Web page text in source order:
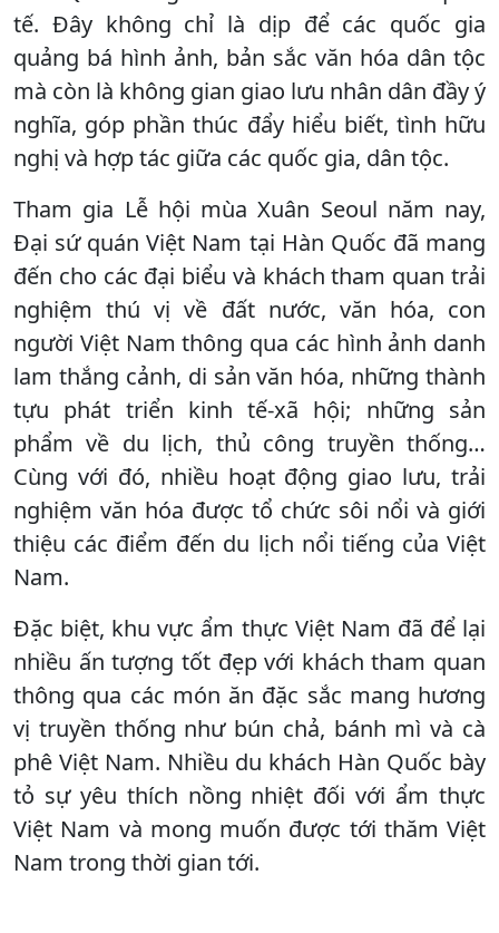
tế. Đây không chỉ là dịp để các quốc gia
quảng bá hình ảnh, bản sắc văn hóa dân tộc
mà còn là không gian giao lưu nhân dân đầy ý
nghĩa, góp phần thúc đẩy hiểu biết, tình hữu
nghị và hợp tác giữa các quốc gia, dân tộc.
Tham gia Lễ hội mùa Xuân Seoul năm nay,
Đại sứ quán Việt Nam tại Hàn Quốc đã mang
đến cho các đại biểu và khách tham quan trải
nghiệm thú vị về đất nước, văn hóa, con
người Việt Nam thông qua các hình ảnh danh
lam thắng cảnh, di sản văn hóa, những thành
tựu phát triển kinh tế-xã hội; những sản
phẩm về du lịch, thủ công truyền thống…
Cùng với đó, nhiều hoạt động giao lưu, trải
nghiệm văn hóa được tổ chức sôi nổi và giới
thiệu các điểm đến du lịch nổi tiếng của Việt
Nam.
Đặc biệt, khu vực ẩm thực Việt Nam đã để lại
nhiều ấn tượng tốt đẹp với khách tham quan
thông qua các món ăn đặc sắc mang hương
vị truyền thống như bún chả, bánh mì và cà
phê Việt Nam. Nhiều du khách Hàn Quốc bày
tỏ sự yêu thích nồng nhiệt đối với ẩm thực
Việt Nam và mong muốn được tới thăm Việt
Nam trong thời gian tới.